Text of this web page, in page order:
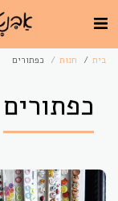
בית חנות כפתורים
כפתורים